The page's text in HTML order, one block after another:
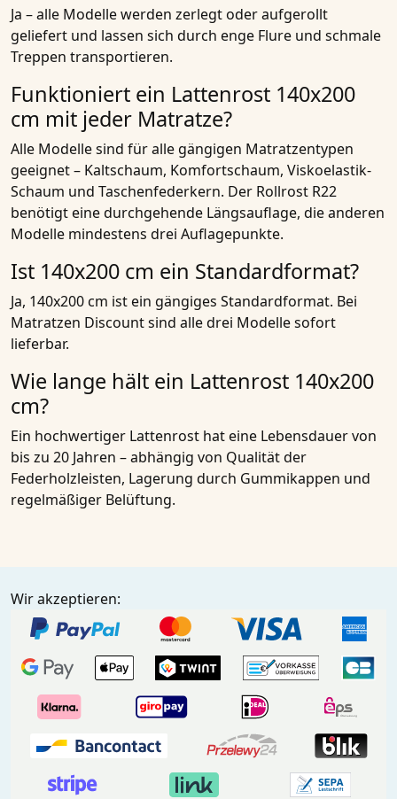
Ja – alle Modelle werden zerlegt oder aufgerollt
geliefert und lassen sich durch enge Flure und schmale
Treppen transportieren.
Funktioniert ein Lattenrost 140x200
cm mit jeder Matratze?
Alle Modelle sind für alle gängigen Matratzentypen
geeignet – Kaltschaum, Komfortschaum, Viskoelastik-
Schaum und Taschenfederkern. Der Rollrost R22
benötigt eine durchgehende Längsauflage, die anderen
Modelle mindestens drei Auflagepunkte.
Ist 140x200 cm ein Standardformat?
Ja, 140x200 cm ist ein gängiges Standardformat. Bei
Matratzen Discount sind alle drei Modelle sofort
lieferbar.
Wie lange hält ein Lattenrost 140x200
cm?
Ein hochwertiger Lattenrost hat eine Lebensdauer von
bis zu 20 Jahren – abhängig von Qualität der
Federholzleisten, Lagerung durch Gummikappen und
regelmäßiger Belüftung.
Wir akzeptieren: